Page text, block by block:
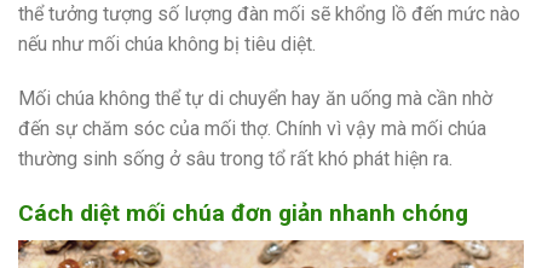
thể tưởng tượng số lượng đàn mối sẽ khổng lồ đến mức nào
nếu như mối chúa không bị tiêu diệt.
Mối chúa không thể tự di chuyển hay ăn uống mà cần nhờ
đến sự chăm sóc của mối thợ. Chính vì vậy mà mối chúa
thường sinh sống ở sâu trong tổ rất khó phát hiện ra.
Cách diệt mối chúa đơn giản nhanh chóng